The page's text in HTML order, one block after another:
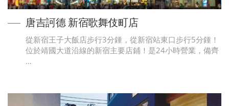
唐吉訶德 新宿歌舞伎町店
從新宿王子大飯店步行3分鍾，從新宿站東口步行5分鍾！
位於靖國大道沿線的新宿主要店鋪！是24小時營業，備齊
…